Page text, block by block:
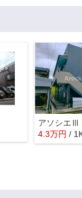
アソシエⅢ
4.3万円 /